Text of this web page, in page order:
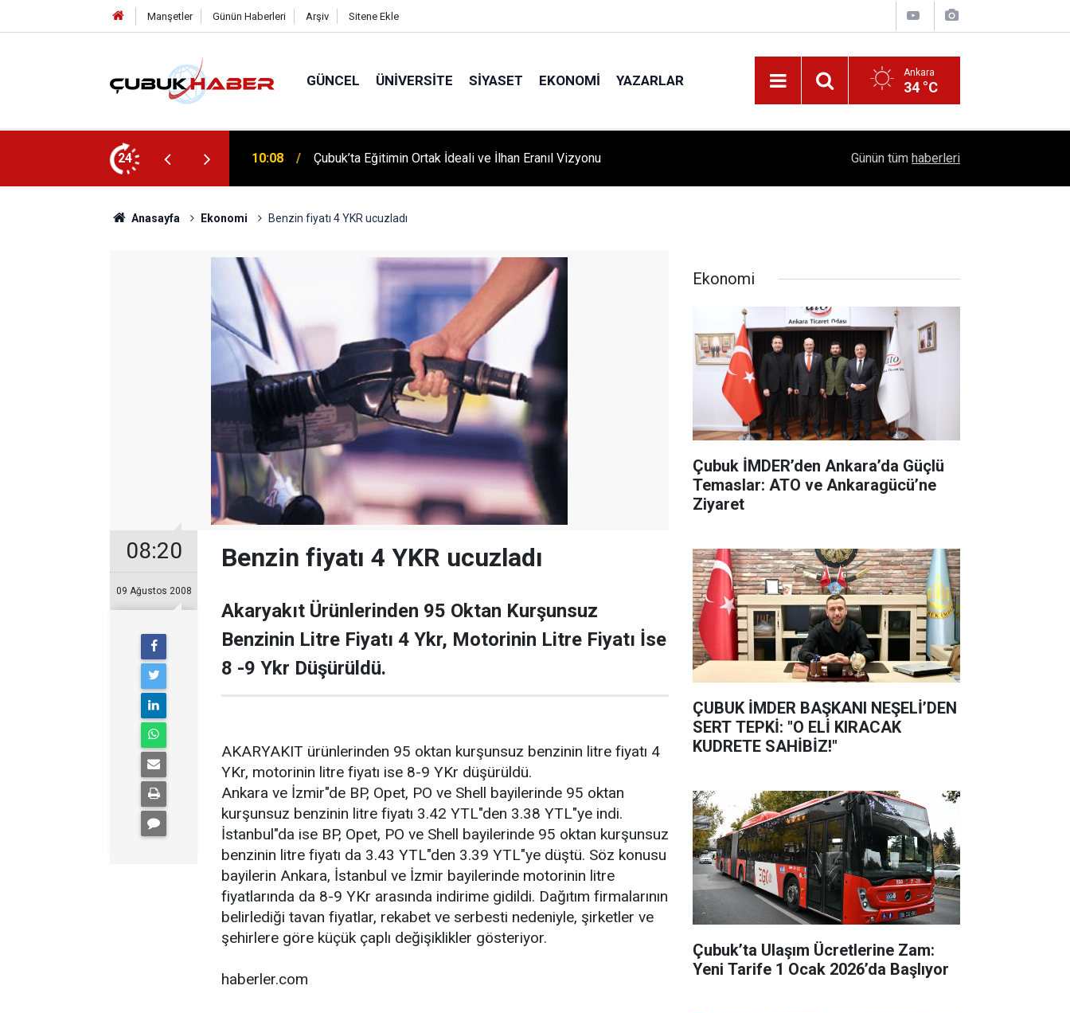
Manşetler Günün Haberleri Arşiv Sitene Ekle
GÜNCEL ÜNIVERSITE SIYASET EKONOMI YAZARLAR Ankara
34 °C
24
Eranıl Vizyonu 12:06 ÇUBUK’TA ‘YAZA MERHABA’ COŞKUSU: Kursiyerler Gönüllerince Eğlendi! 1504 Kep, Tek Bir Hedef: Bilim Kenti Çubuk
Günün tüm haberleri
Anasayfa Ekonomi Benzin fiyatı 4 YKR ucuzladı
08:20
09 Ağustos 2008
Benzin fiyatı 4 YKR ucuzladı
Akaryakıt Ürünlerinden 95 Oktan Kurşunsuz
Benzinin Litre Fiyatı 4 Ykr, Motorinin Litre Fiyatı İse
8 -9 Ykr Düşürüldü.
AKARYAKIT ürünlerinden 95 oktan kurşunsuz benzinin litre fiyatı 4
YKr, motorinin litre fiyatı ise 8-9 YKr düşürüldü.
Ankara ve İzmir"de BP, Opet, PO ve Shell bayilerinde 95 oktan
kurşunsuz benzinin litre fiyatı 3.42 YTL"den 3.38 YTL"ye indi.
İstanbul"da ise BP, Opet, PO ve Shell bayilerinde 95 oktan kurşunsuz
benzinin litre fiyatı da 3.43 YTL"den 3.39 YTL"ye düştü. Söz konusu
bayilerin Ankara, İstanbul ve İzmir bayilerinde motorinin litre
fiyatlarında da 8-9 YKr arasında indirime gidildi. Dağıtım firmalarının
belirlediği tavan fiyatlar, rekabet ve serbesti nedeniyle, şirketler ve
şehirlere göre küçük çaplı değişiklikler gösteriyor.
haberler.com
Ekonomi
Çubuk İMDER’den Ankara’da Güçlü
Temaslar: ATO ve Ankaragücü’ne
Ziyaret
ÇUBUK İMDER BAŞKANI NEŞELİ’DEN
SERT TEPKİ: "O ELİ KIRACAK
KUDRETE SAHİBİZ!"
Çubuk’ta Ulaşım Ücretlerine Zam:
Yeni Tarife 1 Ocak 2026’da Başlıyor